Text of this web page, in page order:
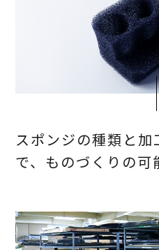
スポンジの種類と
で、ものづくりの可